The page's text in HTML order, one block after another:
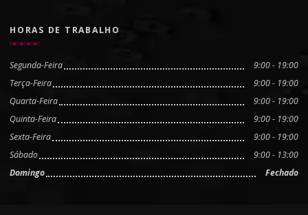
HORAS DE TRABALHO
Segunda-Feira
9:00 - 19:00
Terça-Feira
9:00 - 19:00
Quarta-Feira
9:00 - 19:00
Quinta-Feira
9:00 - 19:00
Sexta-Feira
9:00 - 19:00
Sábado
9:00 - 13:00
Domingo
Fechado